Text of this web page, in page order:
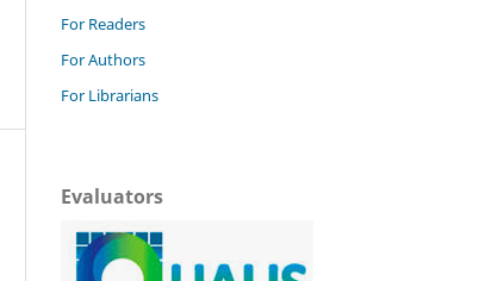
For Readers
For Authors
For Librarians
Evaluators